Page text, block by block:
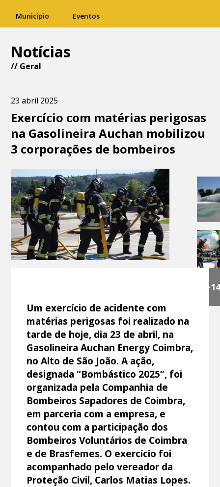
Município Eventos
Notícias
// Geral
23 abril 2025
Exercício com matérias perigosas
na Gasolineira Auchan mobilizou
3 corporações de bombeiros
+14
Um exercício de acidente com
matérias perigosas foi realizado na
tarde de hoje, dia 23 de abril, na
Gasolineira Auchan Energy Coimbra,
no Alto de São João. A ação,
designada “Bombástico 2025”, foi
organizada pela Companhia de
Bombeiros Sapadores de Coimbra,
em parceria com a empresa, e
contou com a participação dos
Bombeiros Voluntários de Coimbra
e de Brasfemes. O exercício foi
acompanhado pelo vereador da
Proteção Civil, Carlos Matias Lopes.